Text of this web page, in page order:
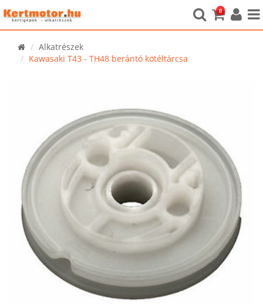
0
Alkatrészek
Kawasaki T43 - TH48 berántó kötéltárcsa